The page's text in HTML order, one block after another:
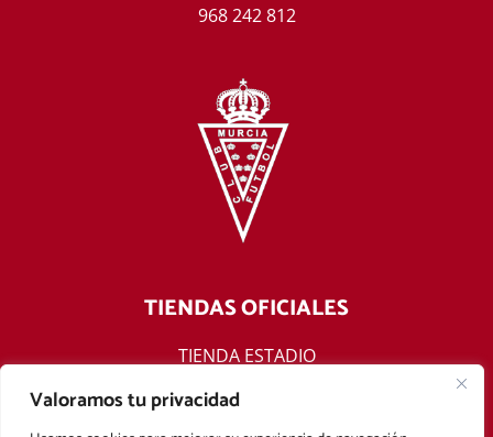
Valoramos tu privacidad
968 242 812
TIENDAS OFICIALES
TIENDA ESTADIO
TIENDA ONLINE